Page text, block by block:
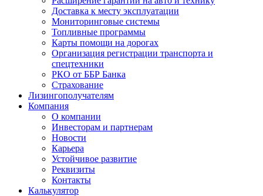
Доставка к месту эксплуатации
Мониторинговые системы
Топливные программы
Карты помощи на дорогах
Организация регистрации транспорта и
спецтехники
РКО от ББР Банка
Страхование
Лизингополучателям
Компания
О компании
Инвесторам и партнерам
Новости
Карьера
Устойчивое развитие
Реквизиты
Контакты
Калькулятор